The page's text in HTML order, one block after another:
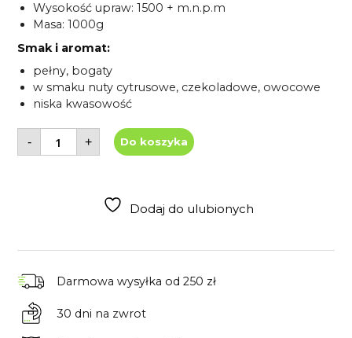
Wysokość upraw: 1500 + m.n.p.m
Masa: 1000g
Smak i aromat:
pełny, bogaty
w smaku nuty cytrusowe, czekoladowe, owocowe
niska kwasowość
-
ilość
Kawa
ziarnista
+ Do koszyka
Dodaj do ulubionych
Darmowa wysyłka od 250 zł
30 dni na zwrot